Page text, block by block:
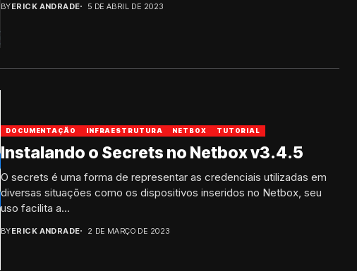
BYERICK ANDRADE 5 DE ABRIL DE 2023
DOCUMENTAÇÃO INFRAESTRUTURA NETBOX TUTORIAL
Instalando o Secrets no Netbox v3.4.5
O secrets é uma forma de representar as credenciais utilizadas em
diversas situações como os dispositivos inseridos no Netbox, seu
uso facilita a...
BYERICK ANDRADE 2 DE MARÇO DE 2023